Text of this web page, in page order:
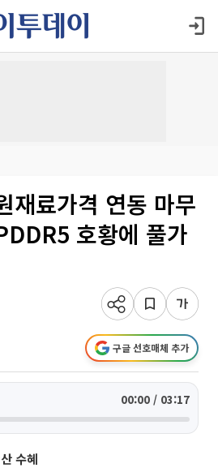
재료가격 연동 마무
호황에 풀가
구글 선호매체 추가
00:00 / 03:17
수혜